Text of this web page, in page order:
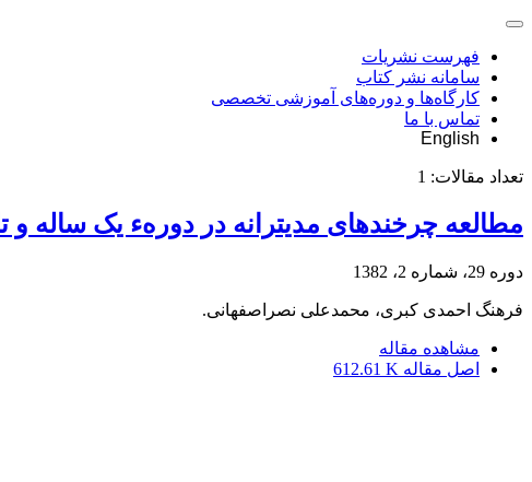
فهرست نشریات
سامانه نشر کتاب
کارگاه‌ها و دوره‌های آموزشی تخصصی
تماس با ما
English
تعداد مقالات: 1
مطالعه چرخندهای مدیترانه در دورهء یک ساله و
دوره 29، شماره 2، 1382
فرهنگ احمدى کبری، محمدعلى نصراصفهانى.
مشاهده مقاله
اصل مقاله 612.61 K